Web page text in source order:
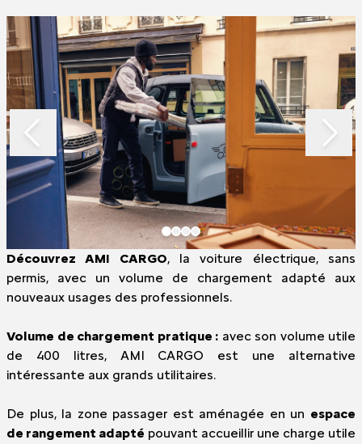
Slide 1 of 4
Découvrez AMI CARGO, la voiture électrique, sans
permis, avec un volume de chargement adapté aux
nouveaux usages des professionnels.
Volume de chargement pratique : avec son volume utile
de 400 litres, AMI CARGO est une alternative
intéressante aux grands utilitaires.
De plus, la zone passager est aménagée en un espace
de rangement adapté pouvant accueillir une charge utile